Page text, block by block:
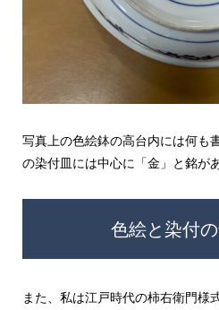
写真上の色絵鉢の高台内には何も
の染付皿には中心に「金」と銘が
色絵と染付
また、私は江戸時代の柿右衛門様